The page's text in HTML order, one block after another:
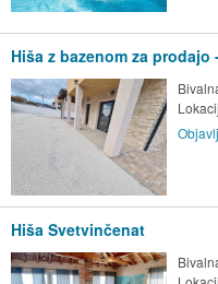
Hiša z bazenom za
Hiša Svetvinčenat